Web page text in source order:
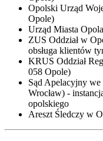
Opolski Urząd
Opole)
Urząd Miasta
ZUS Oddział w
obsługa klientów
KRUS Oddział
058 Opole)
Sąd Apelacyjny
Wrocław) -
opolskiego
Areszt Śledczy w